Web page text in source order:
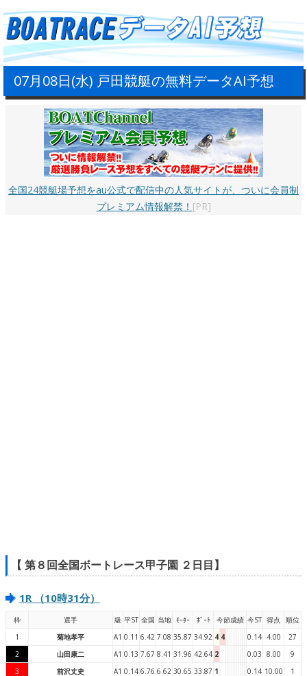
07月08日(水) 戸田競艇の無料データAI予想
全国24競艇場予想をau公式で配信中の人気サイトが、ついに会員制
プレミアム情報解禁！ [PR]
【 第８回全国ボートレース甲子園 ２日目】
1R （10時31分）
枠 選手 級 平ST 全国 当地 ﾓｰﾀｰ ﾎﾞｰﾄ 今節成績 今ST 得点
順位
1
菊地孝平 A1 0.11 6.42 7.08 35.87 34.92 4 4 0.14 4.00
27
2
山田康二 A1 0.13 7.67 8.41 31.96 42.64 2 0.03 8.00
9
3
前沢丈史 A1 0.14 6.76 6.62 30.65 33.87 1 0.14 10.00
1